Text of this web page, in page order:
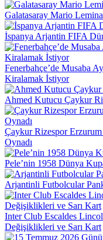
Galatasaray Mario
İspanya Arjantin FIFA
Fenerbahçe’de Musaba
Kiralamak İstiyor
Ahmed Kutucu Çaykur
Çaykur Rizespor Erzurum
Oynadı
Pele’nin 1958 Dünya
Arjantinli Futbolcular
Inter Club Escaldes
Değişiklikleri ve Sarı Kart